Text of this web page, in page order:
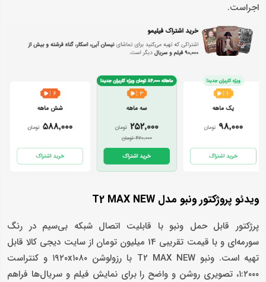
اجراست.
ویدئو پروژکتور ونبو مدل T2 MAX NEW
پرژکتور قابل حمل ونبو با قابلیت اتصال شبکه بی‌سیم در رنگ
سورمه‌ای و با قیمت تقریبی 14 میلیون تومان از سایت دیجی کالا قابل
تهیه است. ونبو T2 MAX NEW با رزولوشن ۱۹۲۰x۱۰۸۰ و کنتراست
۱:۲۰۰۰، تصویری روشن و واضح را برای نمایش فیلم و سریال‌ها فراهم